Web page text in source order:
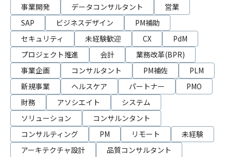
事業開発
データコンサルタント
営業
SAP
ビジネスデザイン
PM補助
セキュリティ
未経験歓迎 CX
PdM
プロジェクト推進
会計
業務改革(BPR)
事業企画
コンサルタント PM補佐
PLM
新規事業
ヘルスケア パートナー
PMO
財務
アソシエイト
システム
ソリューション
コンサルンタント
コンサルティング
PM リモート
未経験
アーキテクチャ設計
品質コンサルタント